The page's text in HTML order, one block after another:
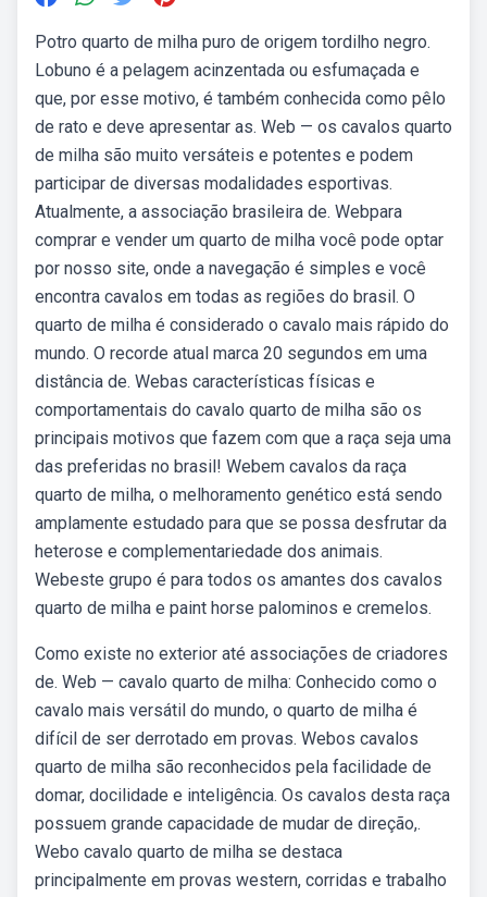
Potro quarto de milha puro de origem tordilho negro.
Lobuno é a pelagem acinzentada ou esfumaçada e
que, por esse motivo, é também conhecida como pêlo
de rato e deve apresentar as. Web — os cavalos quarto
de milha são muito versáteis e potentes e podem
participar de diversas modalidades esportivas.
Atualmente, a associação brasileira de. Webpara
comprar e vender um quarto de milha você pode optar
por nosso site, onde a navegação é simples e você
encontra cavalos em todas as regiões do brasil. O
quarto de milha é considerado o cavalo mais rápido do
mundo. O recorde atual marca 20 segundos em uma
distância de. Webas características físicas e
comportamentais do cavalo quarto de milha são os
principais motivos que fazem com que a raça seja uma
das preferidas no brasil! Webem cavalos da raça
quarto de milha, o melhoramento genético está sendo
amplamente estudado para que se possa desfrutar da
heterose e complementariedade dos animais.
Webeste grupo é para todos os amantes dos cavalos
quarto de milha e paint horse palominos e cremelos.
Como existe no exterior até associações de criadores
de. Web — cavalo quarto de milha: Conhecido como o
cavalo mais versátil do mundo, o quarto de milha é
difícil de ser derrotado em provas. Webos cavalos
quarto de milha são reconhecidos pela facilidade de
domar, docilidade e inteligência. Os cavalos desta raça
possuem grande capacidade de mudar de direção,.
Webo cavalo quarto de milha se destaca
principalmente em provas western, corridas e trabalho